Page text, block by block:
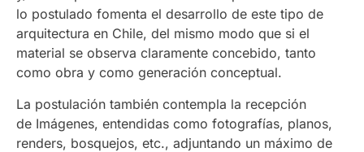
lo postulado fomenta el desarrollo de este tipo de
arquitectura en Chile, del mismo modo que si el
material se observa claramente concebido, tanto
como obra y como generación conceptual.
La postulación también contempla la recepción
de Imágenes, entendidas como fotografías, planos,
renders, bosquejos, etc., adjuntando un máximo de